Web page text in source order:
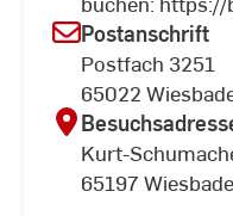
Postanschrift
Postfach 3251
65022
Kurt-
65197